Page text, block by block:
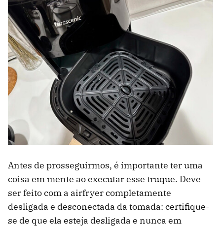
Antes de prosseguirmos, é importante ter uma
coisa em mente ao executar esse truque. Deve
ser feito com a airfryer completamente
desligada e desconectada da tomada: certifique-
se de que ela esteja desligada e nunca em